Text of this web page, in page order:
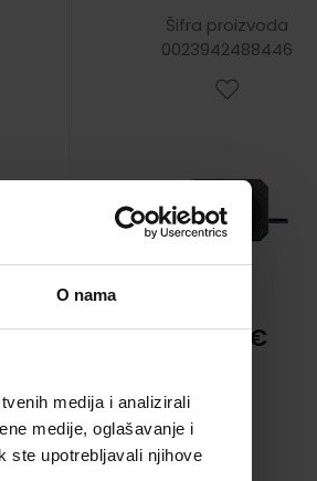
O nama
medija i analizirali
medije, oglašavanje i
ste upotrebljavali njihove
prijenosnika do 17", USB,
RGB LED
Šifra proizvoda
0023942488446
32,28 €